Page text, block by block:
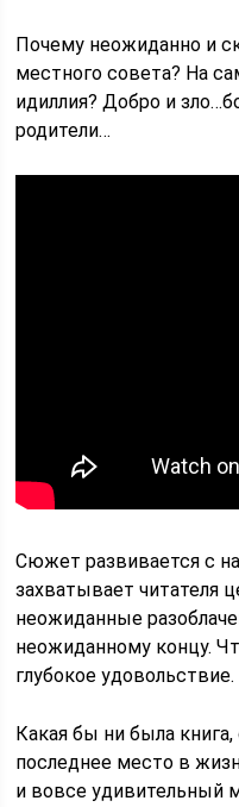
Почему неожиданно и
местного совета? На
идиллия? Добро и
родители…
Сюжет развивается с
захватывает читателя
неожиданные
неожиданному концу.
глубокое удовольствие.
Какая бы ни была
последнее место в
и вовсе удивительный